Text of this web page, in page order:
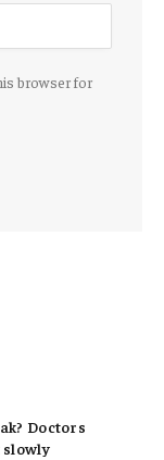
browser for
Doctors
slowly